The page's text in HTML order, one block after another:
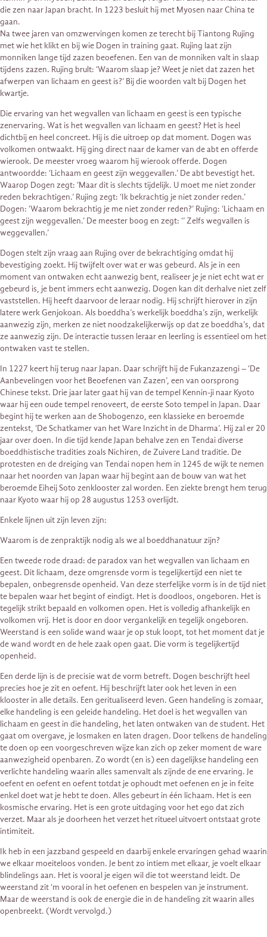
die zen naar Japan bracht. In 1223 besluit hij met Myosen naar China te
gaan.
Na twee jaren van omzwervingen komen ze terecht bij Tiantong Rujing
met wie het klikt en bij wie Dogen in training gaat. Rujing laat zijn
monniken lange tijd zazen beoefenen. Een van de monniken valt in slaap
tijdens zazen. Rujing brult: ‘Waarom slaap je? Weet je niet dat zazen het
afwerpen van lichaam en geest is?’ Bij die woorden valt bij Dogen het
kwartje.
Die ervaring van het wegvallen van lichaam en geest is een typische
zenervaring. Wat is het wegvallen van lichaam en geest? Het is heel
dichtbij en heel concreet. Hij is die uitroep op dat moment. Dogen was
volkomen ontwaakt. Hij ging direct naar de kamer van de abt en offerde
wierook. De meester vroeg waarom hij wierook offerde. Dogen
antwoordde: ‘Lichaam en geest zijn weggevallen.’ De abt bevestigt het.
Waarop Dogen zegt: ‘Maar dit is slechts tijdelijk. U moet me niet zonder
reden bekrachtigen.’ Rujing zegt: ‘Ik bekrachtig je niet zonder reden.’
Dogen: ‘Waarom bekrachtig je me niet zonder reden?’ Rujing: ‘Lichaam en
geest zijn weggevallen.’ De meester boog en zegt: ‘’ Zelfs wegvallen is
weggevallen.’
Dogen stelt zijn vraag aan Rujing over de bekrachtiging omdat hij
bevestiging zoekt. Hij twijfelt over wat er was gebeurd. Als je in een
moment van ontwaken echt aanwezig bent, realiseer je je niet echt wat er
gebeurd is, je bent immers echt aanwezig. Dogen kan dit derhalve niet zelf
vaststellen. Hij heeft daarvoor de leraar nodig. Hij schrijft hierover in zijn
latere werk Genjokoan. Als boeddha’s werkelijk boeddha’s zijn, werkelijk
aanwezig zijn, merken ze niet noodzakelijkerwijs op dat ze boeddha’s, dat
ze aanwezig zijn. De interactie tussen leraar en leerling is essentieel om het
ontwaken vast te stellen.
In 1227 keert hij terug naar Japan. Daar schrijft hij de Fukanzazengi – ‘De
Aanbevelingen voor het Beoefenen van Zazen’, een van oorsprong
Chinese tekst. Drie jaar later gaat hij van de tempel Kennin-ji naar Kyoto
waar hij een oude tempel renoveert, de eerste Soto tempel in Japan. Daar
begint hij te werken aan de Shobogenzo, een klassieke en beroemde
zentekst, ‘De Schatkamer van het Ware Inzicht in de Dharma’. Hij zal er 20
jaar over doen. In die tijd kende Japan behalve zen en Tendai diverse
boeddhistische tradities zoals Nichiren, de Zuivere Land traditie. De
protesten en de dreiging van Tendai nopen hem in 1245 de wijk te nemen
naar het noorden van Japan waar hij begint aan de bouw van wat het
beroemde Eiheij Soto zenklooster zal worden. Een ziekte brengt hem terug
naar Kyoto waar hij op 28 augustus 1253 overlijdt.
Enkele lijnen uit zijn leven zijn:
Waarom is de zenpraktijk nodig als we al boeddhanatuur zijn?
Een tweede rode draad: de paradox van het wegvallen van lichaam en
geest. Dit lichaam, deze omgrensde vorm is tegelijkertijd een niet te
bepalen, onbegrensde openheid. Van deze sterfelijke vorm is in de tijd niet
te bepalen waar het begint of eindigt. Het is doodloos, ongeboren. Het is
tegelijk strikt bepaald en volkomen open. Het is volledig afhankelijk en
volkomen vrij. Het is door en door vergankelijk en tegelijk ongeboren.
Weerstand is een solide wand waar je op stuk loopt, tot het moment dat je
de wand wordt en de hele zaak open gaat. Die vorm is tegelijkertijd
openheid.
Een derde lijn is de precisie wat de vorm betreft. Dogen beschrijft heel
precies hoe je zit en oefent. Hij beschrijft later ook het leven in een
klooster in alle details. Een geritualiseerd leven. Geen handeling is zomaar,
elke handeling is een geleide handeling. Het doel is het wegvallen van
lichaam en geest in die handeling, het laten ontwaken van de student. Het
gaat om overgave, je losmaken en laten dragen. Door telkens de handeling
te doen op een voorgeschreven wijze kan zich op zeker moment de ware
aanwezigheid openbaren. Zo wordt (en is) een dagelijkse handeling een
verlichte handeling waarin alles samenvalt als zijnde de ene ervaring. Je
oefent en oefent en oefent totdat je ophoudt met oefenen en je in feite
enkel doet wat je hebt te doen. Alles gebeurt in één lichaam. Het is een
kosmische ervaring. Het is een grote uitdaging voor het ego dat zich
verzet. Maar als je doorheen het verzet het ritueel uitvoert ontstaat grote
intimiteit.
Ik heb in een jazzband gespeeld en daarbij enkele ervaringen gehad waarin
we elkaar moeiteloos vonden. Je bent zo intiem met elkaar, je voelt elkaar
blindelings aan. Het is vooral je eigen wil die tot weerstand leidt. De
weerstand zit ‘m vooral in het oefenen en bespelen van je instrument.
Maar de weerstand is ook de energie die in de handeling zit waarin alles
openbreekt. (Wordt vervolgd.)